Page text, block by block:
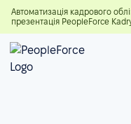
Автоматизація кадрового
презентація PeopleForce